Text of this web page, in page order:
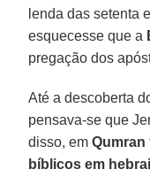
lenda das setenta
esquecesse que a
pregação dos
Até a descoberta
pensava-se que
disso, emQumran
bíblicos em